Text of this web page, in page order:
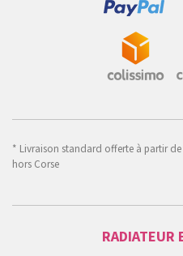
* Livraison standard offerte à partir
hors Corse
RADIATEUR